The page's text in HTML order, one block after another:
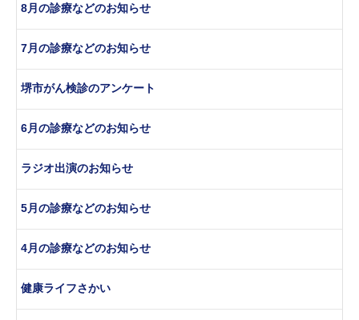
8月の診療などのお知らせ
7月の診療などのお知らせ
堺市がん検診のアンケート
6月の診療などのお知らせ
ラジオ出演のお知らせ
5月の診療などのお知らせ
4月の診療などのお知らせ
健康ライフさかい